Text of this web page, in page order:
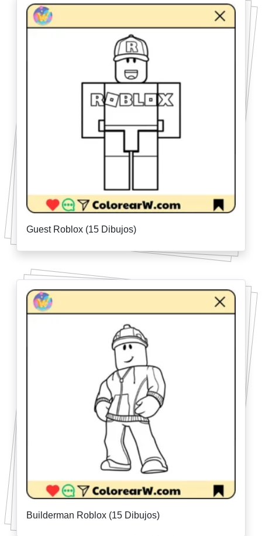
Guest Roblox (15 Dibujos)
Builderman Roblox (15 Dibujos)